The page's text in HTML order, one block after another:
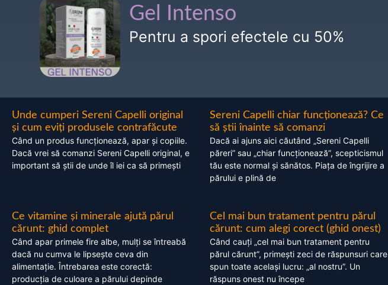
Gel Intenso
Pentru a spori efectele cu 50%
Unde cumperi Sereni Capelli original
și cum eviți produsele contrafăcute
Când un produs funcționează, apar și copiile.
Dacă vrei să comanzi Sereni Capelli original, e
important să știi de unde îl iei ca să primești
Sereni Capelli chiar funcționează? Ce
să știi înainte să comanzi
Dacă ai ajuns aici căutând „Sereni Capelli
păreri” sau „chiar funcționează”, scepticismul
tău este normal și sănătos. Piața de îngrijire a
părului e plină de
Ce vitamine și minerale ajută părul
cărunt: ghid complet
Când apar primele fire albe, mulți se întreabă
dacă nu cumva le lipsește ceva din
alimentație. Întrebarea este corectă:
producția de culoare a părului depinde
Cel mai bun tratament pentru părul
cărunt: cum alegi corect (ghid onest)
Când cauți „cel mai bun tratament pentru
părul cărunt”, primești zeci de răspunsuri care
spun toate același lucru: „al nostru”. Un
răspuns onest nu începe